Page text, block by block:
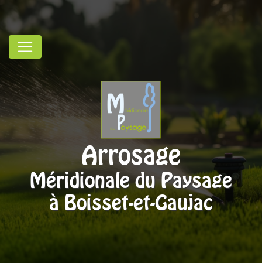
Arrosage
Méridionale du Paysage
à Boisset-et-Gaujac
Panneau de gestion des cookies